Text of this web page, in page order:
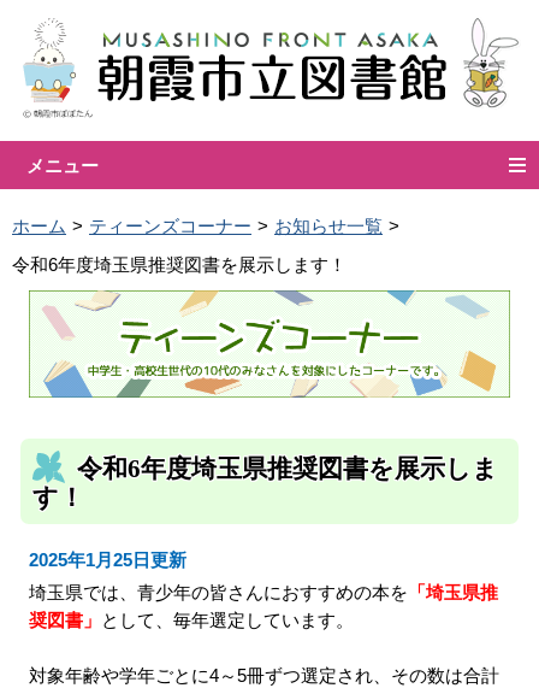
メニュー
ホーム ティーンズコーナー
お知らせ一覧
令和6年度埼玉県推奨図書を展示します！
令和6年度埼玉県推奨図書を展示しま
す！
2025年1月25日更新
埼玉県では、青少年の皆さんにおすすめの本を 「埼玉県推
奨図書」
として、毎年選定しています。
対象年齢や学年ごとに4～5冊ずつ選定され、その数は合計